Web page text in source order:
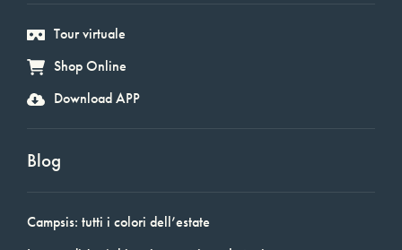
Tour virtuale
Shop Online
Download APP
Blog
Campsis: tutti i colori dell’estate